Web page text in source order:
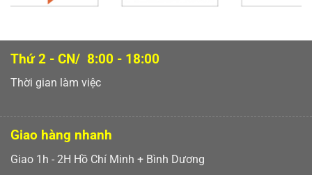
Thứ 2 - CN/ 8:00 - 18:00
Thời gian làm việc
Giao hàng nhanh
Giao 1h - 2H Hồ Chí Minh + Bình Dương